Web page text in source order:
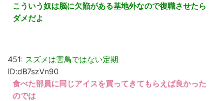
こういう奴は脳に欠陥がある基地外なので復職させたら
ダメだよ
451: スズメは害鳥ではない定期
ID:dB7szVn90
食べた部員に同じアイスを買ってきてもらえば良かった
のでは